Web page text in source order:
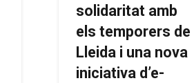
solidaritat amb
els temporers de
Lleida i una nova
iniciativa d’e-